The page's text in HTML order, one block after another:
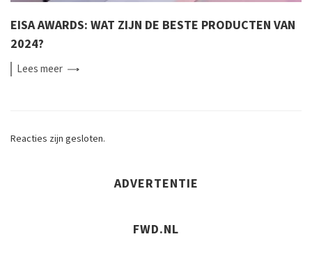
EISA AWARDS: WAT ZIJN DE BESTE PRODUCTEN VAN
2024?
Leesmeer
Reacties zijn gesloten.
ADVERTENTIE
FWD.NL